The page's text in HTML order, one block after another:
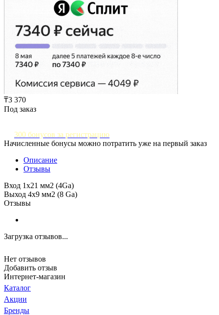
₸3 370
Под заказ
300 бонусов за регистрацию
Начисленные бонусы можно потратить уже на первый заказ
Описание
Отзывы
Вход 1х21 мм2 (4Ga)
Выход 4х9 мм2 (8 Ga)
Отзывы
Загрузка отзывов...
Нет отзывов
Добавить отзыв
Интернет-магазин
Каталог
Акции
Бренды